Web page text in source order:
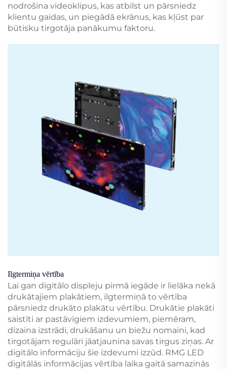
nodrošina videoklipus, kas atbilst un pārsniedz
klientu gaidas, un piegādā ekrānus, kas kļūst par
būtisku tirgotāja panākumu faktoru.
Ilgtermiņa vērtība
Lai gan digitālo displeju pirmā iegāde ir lielāka nekā
drukātajiem plakātiem, ilgtermiņā to vērtība
pārsniedz drukāto plakātu vērtību. Drukātie plakāti
saistīti ar pastāvīgiem izdevumiem, piemēram,
dizaina izstrādi, drukāšanu un biežu nomaini, kad
tirgotājam regulāri jāatjaunina savas tirgus ziņas. Ar
digitālo informāciju šie izdevumi izzūd. RMG LED
digitālās informācijas vērtība laika gaitā samazinās